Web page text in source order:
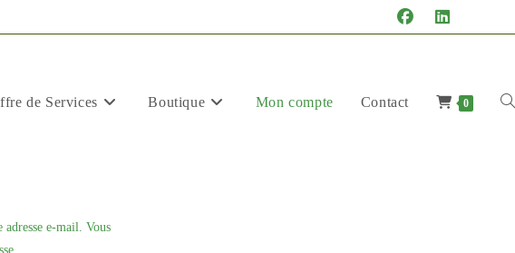
de Services Boutique Mon compte Contact 0
e-mail. Vous